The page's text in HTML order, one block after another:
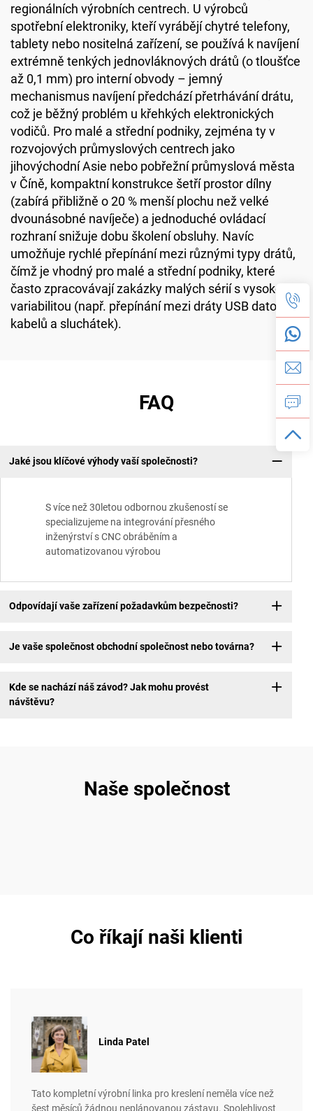
regionálních výrobních centrech. U výrobců
spotřební elektroniky, kteří vyrábějí chytré telefony,
tablety nebo nositelná zařízení, se používá k navíjení
extrémně tenkých jednovláknových drátů (o tloušťce
až 0,1 mm) pro interní obvody – jemný
mechanismus navíjení předchází přetrhávání drátu,
což je běžný problém u křehkých elektronických
vodičů. Pro malé a střední podniky, zejména ty v
rozvojových průmyslových centrech jako
jihovýchodní Asie nebo pobřežní průmyslová města
v Číně, kompaktní konstrukce šetří prostor dílny
(zabírá přibližně o 20 % menší plochu než velké
dvounásobné navíječe) a jednoduché ovládací
rozhraní snižuje dobu školení obsluhy. Navíc
umožňuje rychlé přepínání mezi různými typy drátů,
čímž je vhodný pro malé a střední podniky, které
často zpracovávají zakázky malých sérií s vysokou
variabilitou (např. přepínání mezi dráty USB datových
kabelů a sluchátek).
FAQ
Jaké jsou klíčové výhody vaší společnosti?
S více než 30letou odbornou zkušeností se
specializujeme na integrování přesného
inženýrství s CNC obráběním a
automatizovanou výrobou
Odpovídají vaše zařízení požadavkům bezpečnosti?
Je vaše společnost obchodní společnost nebo továrna?
Kde se nachází náš závod? Jak mohu provést
návštěvu?
Naše společnost
Co říkají naši klienti
Linda Patel
Tato kompletní výrobní linka pro kreslení neměla více než
šest měsíců žádnou neplánovanou zástavu. Spolehlivost